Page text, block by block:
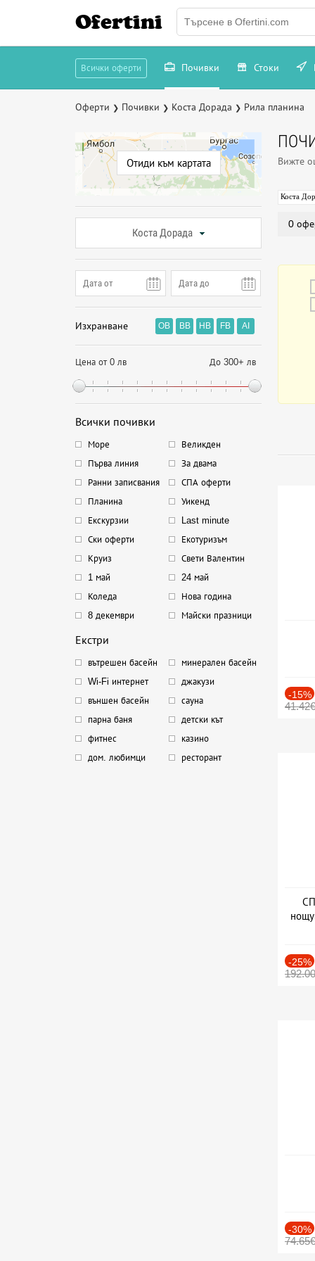
Ofertini
Всички оферти Почивки Стоки
Оферти ❯ Почивки ❯ Коста Дорада ❯ Рила планина
Отиди към картата
Коста Дорада
Изхранване OB BB HB FB AI
Цена от 0 лв До 300+ лв
Всички почивки
Море
Великден
Първа линия
За двама
Ранни записвания
СПА оферти
Планина
Уикенд
Екскурзии
Last minute
Ски оферти
Екотуризъм
Круиз
Свети Валентин
1 май
24 май
Коледа
Нова година
8 декември
Майски празници
Екстри
вътрешен басейн
минерален басейн
Wi-Fi интернет
джакузи
външен басейн
сауна
парна баня
детски кът
фитнес
казино
дом. любимци
ресторант
Вижте
Коста
0
-15%
41.42€
-25%
-30%
74.65€